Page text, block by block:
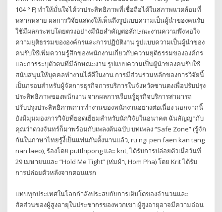
104 ° F) ทำให้มั่นใจได้ว่าประสิทธิภาพที่เชื่อถือได้ในสภาพแวดล้อมที่
หลากหลาย ผลการวิจัยแสดงให้เห็นถึงรูปแบบความเป็นผู้นำของคนรับ
ใช้มีผลกระทบโดยตรงอย่างมีนัยสำคัญต่อลักษณะงานความพึงพอใจ
ความยุติธรรมขององค์กรและการปฏิบัติงาน รูปแบบความเป็นผู้นำของ
คนรับใช้เพิ่มความรู้สึกของพนักงานเกี่ยวกับความยุติธรรมขององค์กร
และการระบุตัวตนที่มีลักษณะงาน รูปแบบความเป็นผู้นำของคนรับใช้
สนับสนุนให้บุคคลทำงานได้ดีในงาน การมีส่วนร่วมหลักของการวิจัยนี้
เป็นกรอบสำหรับผู้จัดการธุรกิจการบริการในจังหวัดซานตงเพื่อปรับปรุง
ประสิทธิภาพของพนักงาน จากผลการเรียนรู้ธุรกิจบริการสามารถ
ปรับปรุงประสิทธิภาพการทำงานของพนักงานอย่างต่อเนื่อง นอกจากนี้
ยังมีมุมมองการวิจัยที่ยอดเยี่ยมสำหรับนักวิจัยในอนาคต ฉันสัญญากับ
คุณว่าดวงจันทร์ก็มาพร้อมกับเพลงต้นฉบับ บทเพลง “Safe Zone” (รู้จัก
กันในภาษาไทยรู้งี้เป็นแฟนกันตั้งนานแล้ว, ru ngi pen faen kan tang
nan laeo), ร้องโดย putthipong และ krit, ได้รับการปล่อยตัวเมื่อวันที่
29 เมษายนและ “Hold Me Tight” (ห่มผ้า, Hom Pha) โดย Krit ได้รับ
การปล่อยตัวหลังจากตอนแรก
แทบทุกประเทศในโลกกำลังประสบกับการเติบโตของจำนวนและ
สัดส่วนของผู้สูงอายุในประชากรของพวกเขา ผู้สูงอายุอาจมีความอ่อน